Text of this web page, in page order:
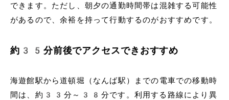
できます。ただし、朝夕の通勤時間帯は混雑する可能性
があるので、余裕を持って行動するのがおすすめです。
約35分前後でアクセスできおすすめ
海遊館駅から道頓堀（なんば駅）までの電車での移動時
間は、約33分～38分です。利用する路線により異